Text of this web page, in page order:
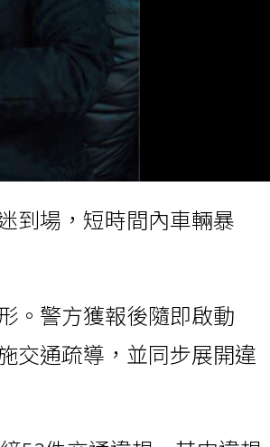
到場，短時間內車輛暴
。警方獲報後隨即啟動
交通疏導，並同步展開違